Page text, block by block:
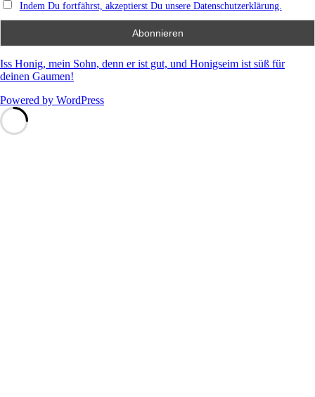
Indem Du fortfährst, akzeptierst Du unsere Datenschutzerklärung.
Iss Honig, mein Sohn, denn er ist gut, und Honigseim ist süß für
deinen Gaumen!
Powered by WordPress